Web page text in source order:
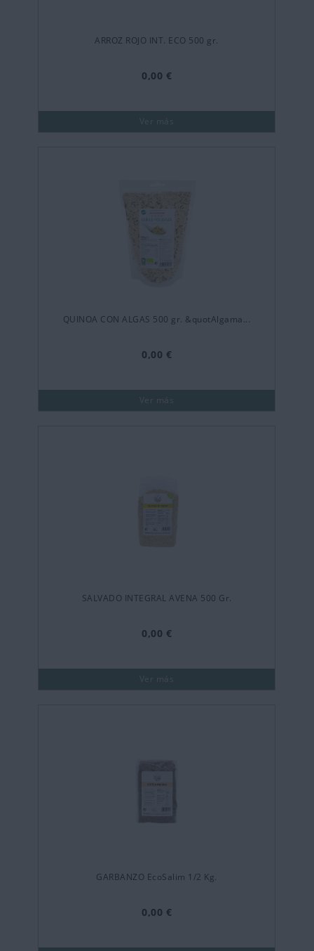
ARROZ ROJO INT. ECO 500 gr.
0,00 €
Ver más
QUINOA CON ALGAS 500 gr. &quotAlgama...
0,00 €
Ver más
SALVADO INTEGRAL AVENA 500 Gr.
0,00 €
Ver más
GARBANZO EcoSalim 1/2 Kg.
0,00 €